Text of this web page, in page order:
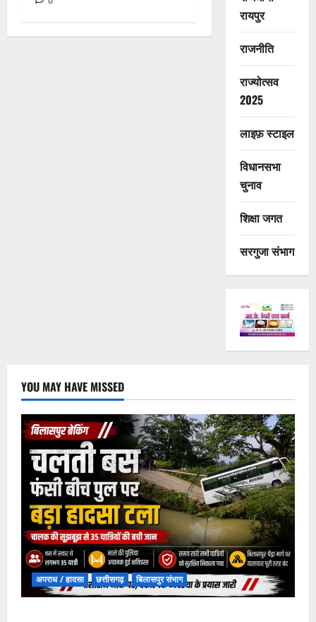
रायपुर
राजनीति
राज्योत्सव
2025
लाइफ़ स्टाइल
विधानसभा
चुनाव
शिक्षा जगत
सरगुजा संभाग
YOU MAY HAVE MISSED
अपराध / हादसा छत्तीसगढ़ बिलासपुर संभाग